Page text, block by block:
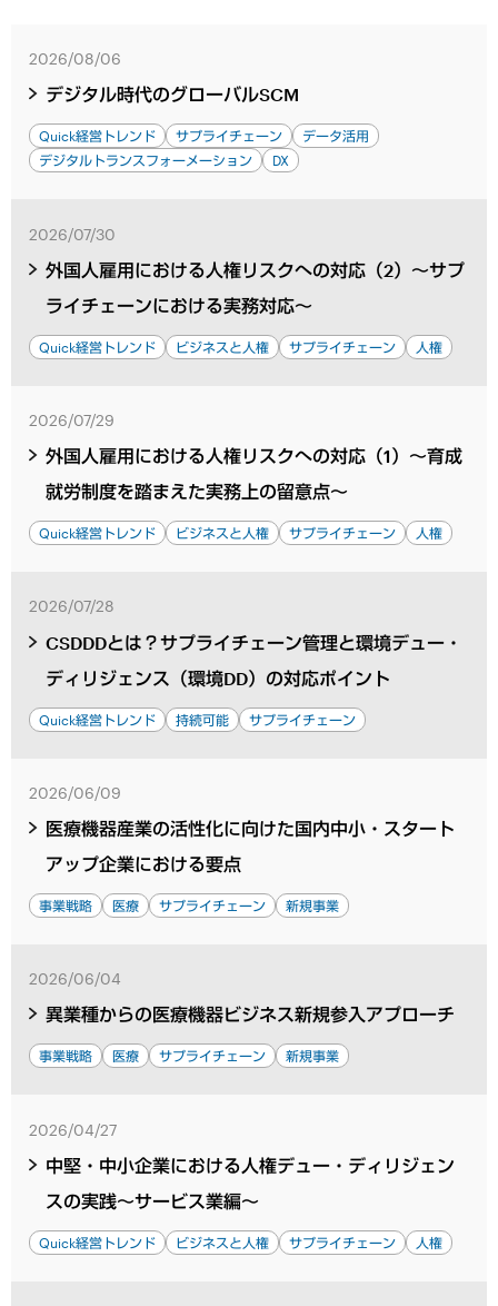
2026/08/06
デジタル時代のグローバルSCM
Quick経営トレンド サプライチェーン
データ活用
デジタルトランスフォーメーション
DX
2026/07/30
外国人雇用における人権リスクへの対応（2）～サプ
ライチェーンにおける実務対応～
Quick経営トレンド ビジネスと人権 サプライチェーン 人権
2026/07/29
外国人雇用における人権リスクへの対応（1）～育成
就労制度を踏まえた実務上の留意点～
Quick経営トレンド ビジネスと人権 サプライチェーン 人権
2026/07/28
CSDDDとは？サプライチェーン管理と環境デュー・
ディリジェンス（環境DD）の対応ポイント
Quick経営トレンド 持続可能 サプライチェーン
2026/06/09
医療機器産業の活性化に向けた国内中小・スタート
アップ企業における要点
事業戦略 医療 サプライチェーン 新規事業
2026/06/04
異業種からの医療機器ビジネス新規参入アプローチ
事業戦略 医療 サプライチェーン 新規事業
2026/04/27
中堅・中小企業における人権デュー・ディリジェン
スの実践～サービス業編～
Quick経営トレンド ビジネスと人権 サプライチェーン 人権